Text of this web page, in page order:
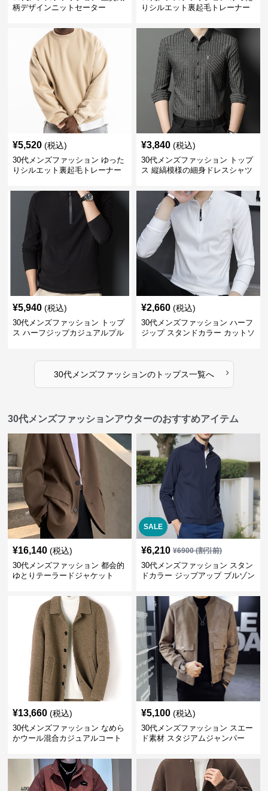
柄デザインニットセーター
りシルエット裏起毛トレーナー
¥5,520 (税込)
30代メンズファッション ゆった
りシルエット裏起毛トレーナー
¥3,840 (税込)
30代メンズファッション トップ
ス 縦縞模様の細身ドレスシャツ
¥5,940 (税込)
30代メンズファッション トップ
ス ハーフジップカジュアルプル
¥2,660 (税込)
30代メンズファッション ハーフ
ジップ スタンドカラー カットソ
30代メンズファッションのトップス一覧へ ›
30代メンズファッションアウターのおすすめアイテム
¥16,140 (税込)
30代メンズファッション 都会的
ゆとりテーラードジャケット
SALE
¥6,210 ¥6900(割引前)
30代メンズファッション スタン
ドカラー ジップアップ ブルゾン
¥13,660 (税込)
30代メンズファッション なめら
かウール混合カジュアルコート
¥5,100 (税込)
30代メンズファッション スエー
ド素材 スタジアムジャンパー